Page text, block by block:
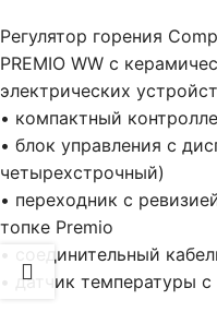
Регулятор горения
PREMIO WW с
электрических
• компактный
• блок управления с
четырехстрочный)
• переходник с
топке Premio
• соединительный
• датчик температуры